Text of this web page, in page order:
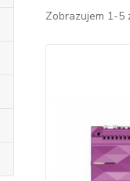
Zobrazujem 1-5